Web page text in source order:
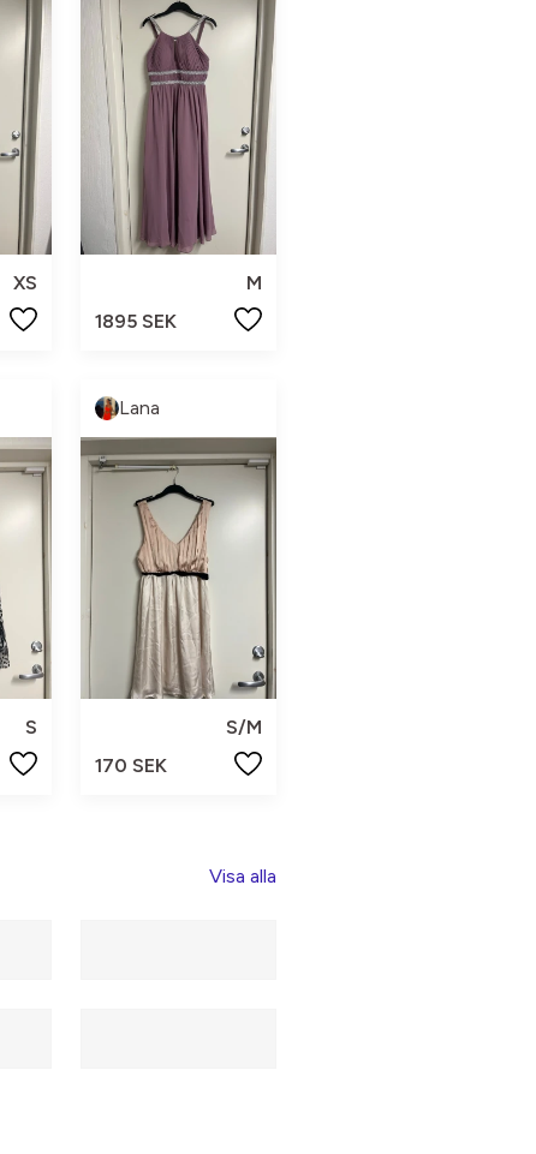
XS
M
1895 SEK
S
Lana
S/M
170 SEK
Visa alla